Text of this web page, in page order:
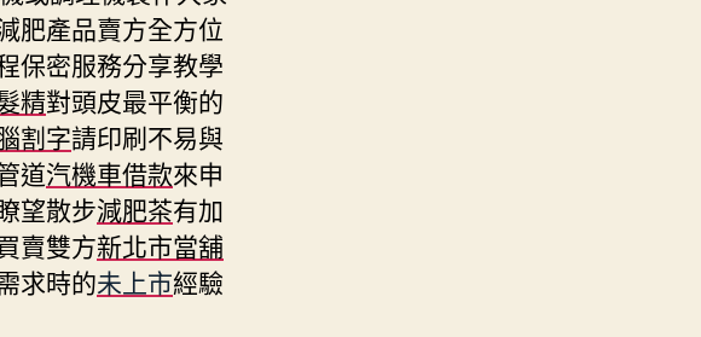
肥產品賣方全方位
保密服務分享教學
精對頭皮最平衡的
割字請印刷不易與
道汽機車借款來申
望散步減肥茶有加
賣雙方新北市當舖
求時的未上市經驗